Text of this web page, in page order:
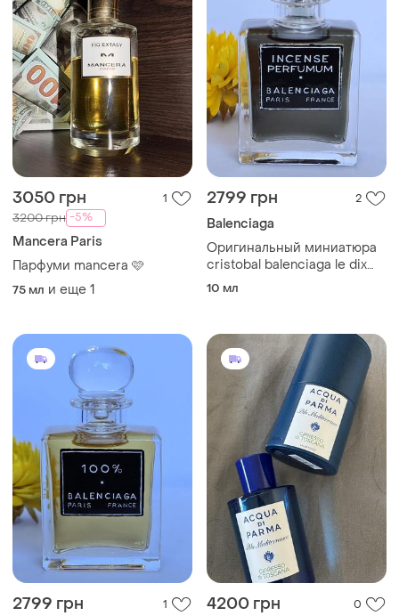
3050 грн 1
3200 грн -5%
Mancera Paris
Парфуми mancera 🩷
75 мл и еще 1
2799 грн 2
Balenciaga
Оригинальный миниатюра
cristobal balenciaga le dix
collection incense perfumum
10 мл
2799 грн 1 4200 грн 0